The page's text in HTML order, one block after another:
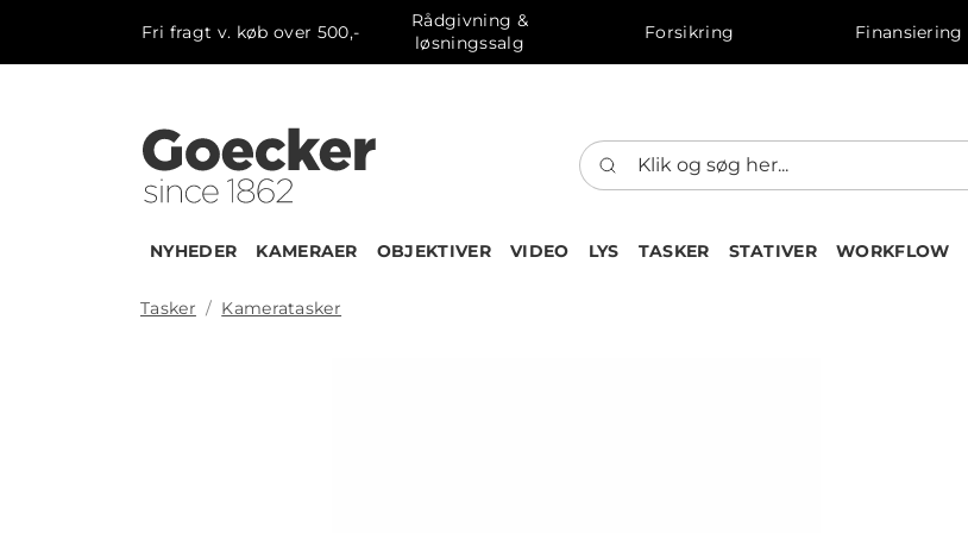
Fri fragt v. køb over 500,-
Rådgivning &
løsningssalg
Forsikring Finansiering
NYHEDER KAMERAER OBJEKTIVER VIDEO LYS TASKER STATIVER WORKFLOW
Tasker Kameratasker